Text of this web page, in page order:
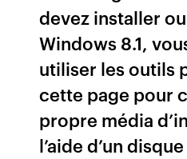
devez installer
Windows 8.1,
utiliser les outils
cette page pour
propre média
l’aide d’un